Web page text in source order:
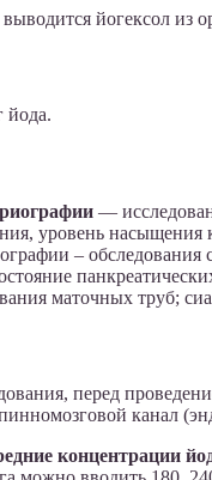
йогексол из
йода.
—
уровень
– обследования
маточных труб;
перед
канал
концентрации